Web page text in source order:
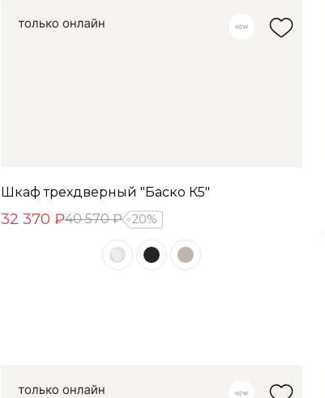
Шкаф трехдверный "Баско К5"
32 370 ₽40 570 ₽ 20%